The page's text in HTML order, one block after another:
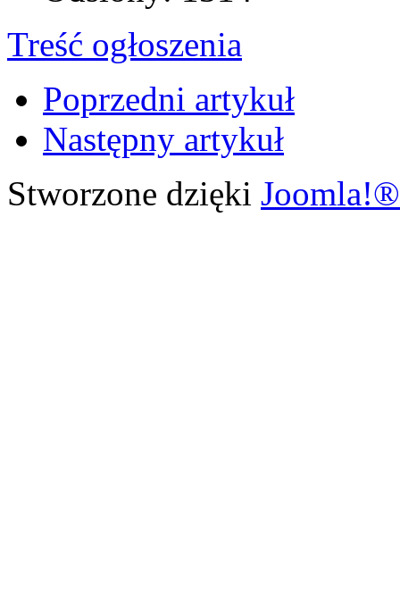
Treść ogłoszenia
Poprzedni artykuł
Następny artykuł
Stworzone dzięki Joomla!®